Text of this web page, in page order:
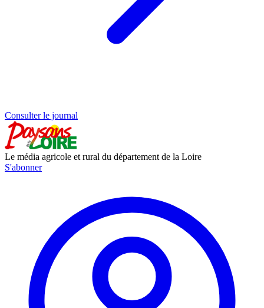
Consulter le journal
Le média agricole et rural du département de la Loire
S'abonner